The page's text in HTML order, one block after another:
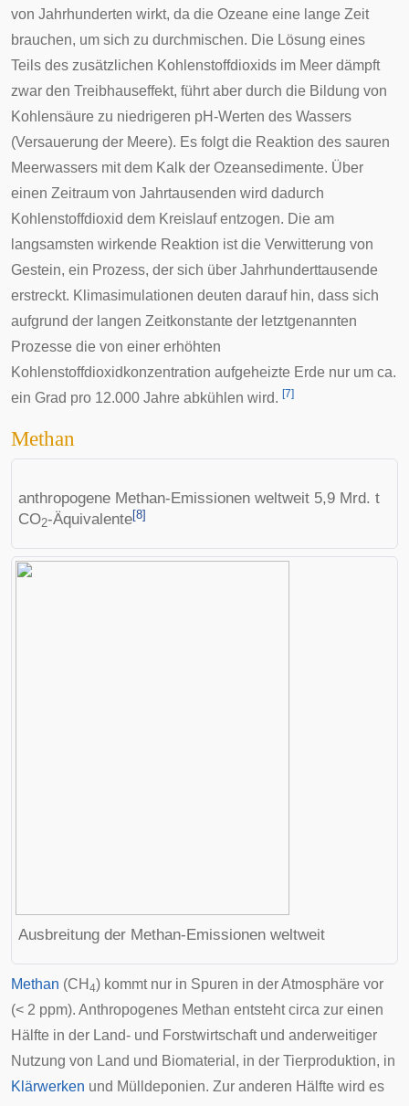
von Jahrhunderten wirkt, da die Ozeane eine lange Zeit
brauchen, um sich zu durchmischen. Die Lösung eines
Teils des zusätzlichen Kohlenstoffdioxids im Meer dämpft
zwar den Treibhauseffekt, führt aber durch die Bildung von
Kohlensäure zu niedrigeren pH-Werten des Wassers
(Versauerung der Meere). Es folgt die Reaktion des sauren
Meerwassers mit dem Kalk der Ozeansedimente. Über
einen Zeitraum von Jahrtausenden wird dadurch
Kohlenstoffdioxid dem Kreislauf entzogen. Die am
langsamsten wirkende Reaktion ist die Verwitterung von
Gestein, ein Prozess, der sich über Jahrhunderttausende
erstreckt. Klimasimulationen deuten darauf hin, dass sich
aufgrund der langen Zeitkonstante der letztgenannten
Prozesse die von einer erhöhten
Kohlenstoffdioxidkonzentration aufgeheizte Erde nur um ca.
ein Grad pro 12.000 Jahre abkühlen wird. [7]
Methan
anthropogene Methan-Emissionen weltweit 5,9 Mrd. t
CO2-Äquivalente[8]
Ausbreitung der Methan-Emissionen weltweit
Methan (CH 4) kommt nur in Spuren in der Atmosphäre vor
(< 2 ppm). Anthropogenes Methan entsteht circa zur einen
Hälfte in der Land- und Forstwirtschaft und anderweitiger
Nutzung von Land und Biomaterial, in der Tierproduktion, in
Klärwerken und Mülldeponien. Zur anderen Hälfte wird es